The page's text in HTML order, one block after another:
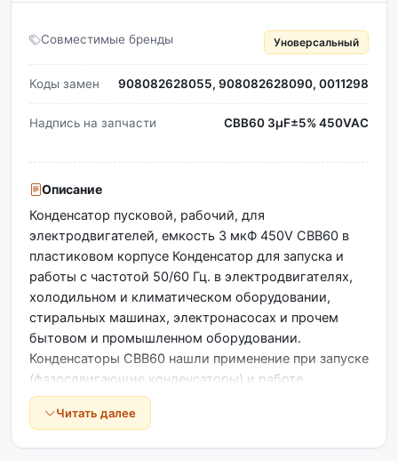
Совместимые бренды Уноверсальный
Коды замен 908082628055, 908082628090, 0011298
Надпись на запчасти CBB60 3µF±5% 450VAC
Описание
Конденсатор пусковой, рабочий, для
электродвигателей, емкость 3 мкФ 450V CBB60 в
пластиковом корпусе Конденсатор для запуска и
работы с частотой 50/60 Гц. в электродвигателях,
холодильном и климатическом оборудовании,
стиральных машинах, электронасосах и прочем
бытовом и промышленном оборудовании.
Конденсаторы CBB60 нашли применение при запуске
(фазосдвигающие конденсаторы) и работе
асинхронных электродвигателей, компрессоров
холодильного оборудования, в кондиционерах,
Читать далее